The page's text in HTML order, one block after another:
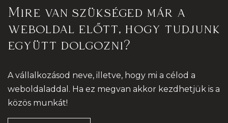
Mire van szükséged már a
weboldal előtt, hogy tudjunk
együtt dolgozni?
A vállalkozásod neve, illetve, hogy mi a célod a
weboldaladdal. Ha ez megvan akkor kezdhetjük is a
közös munkát!